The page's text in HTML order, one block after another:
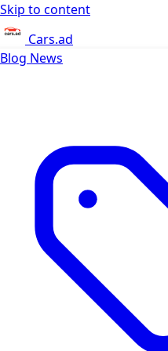
Skip to content
Cars.ad
Blog News